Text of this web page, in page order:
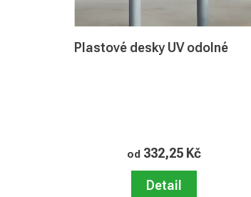
Plastové desky UV odolné
od 332,25 Kč
Detail